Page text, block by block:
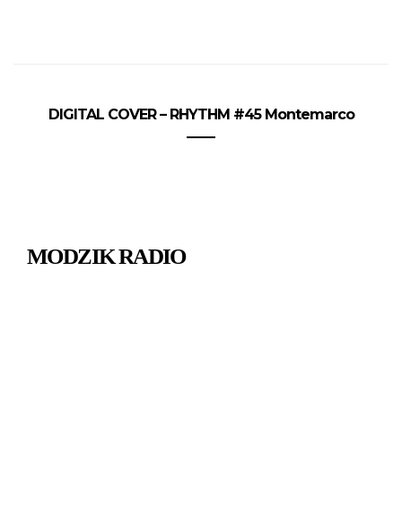
DIGITAL COVER – RHYTHM #45 Montemarco
MODZIK RADIO